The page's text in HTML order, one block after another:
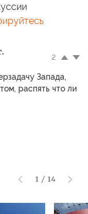
2
Запада,
распять что ли
1 / 14